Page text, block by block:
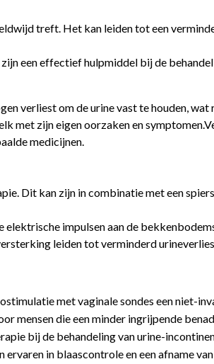
treft. Het kan leiden tot een
een effectief hulpmiddel bij de
verliest om de urine vast te houden,
met zijn eigen oorzaken en
medicijnen.
Dit kan zijn in combinatie met een
impulsen aan de
leiden tot verminderd
met vaginale sondes een niet-
mensen die een minder ingrijpende
bij de behandeling van urine-
in blaascontrole en een afname